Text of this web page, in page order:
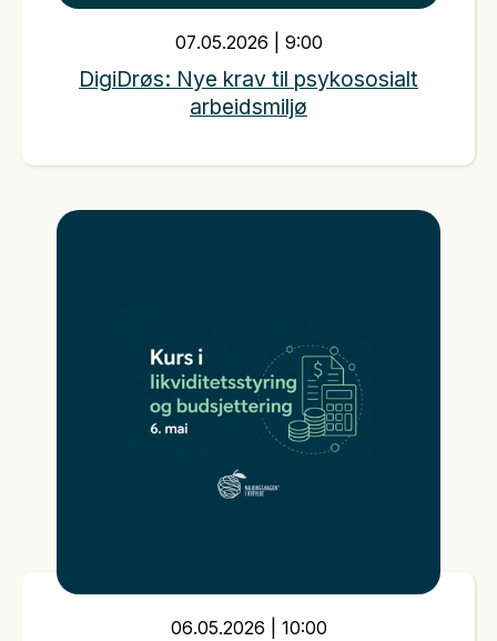
07.05.2026 9:00
DigiDrøs: Nye krav til psykososialt
arbeidsmiljø
06.05.2026 10:00